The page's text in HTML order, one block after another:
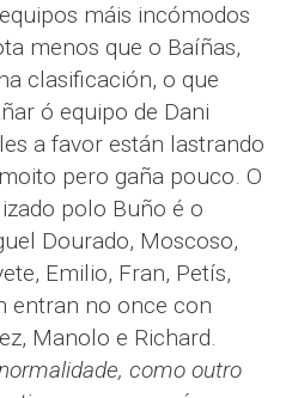
máis incómodos
menos que o Baíñas,
clasificación, o que
ó equipo de Dani
a favor están lastrando
pero gaña pouco. O
polo Buño é o
Dourado, Moscoso,
Emilio, Fran, Petís,
entran no once con
Manolo e Richard.
como outro